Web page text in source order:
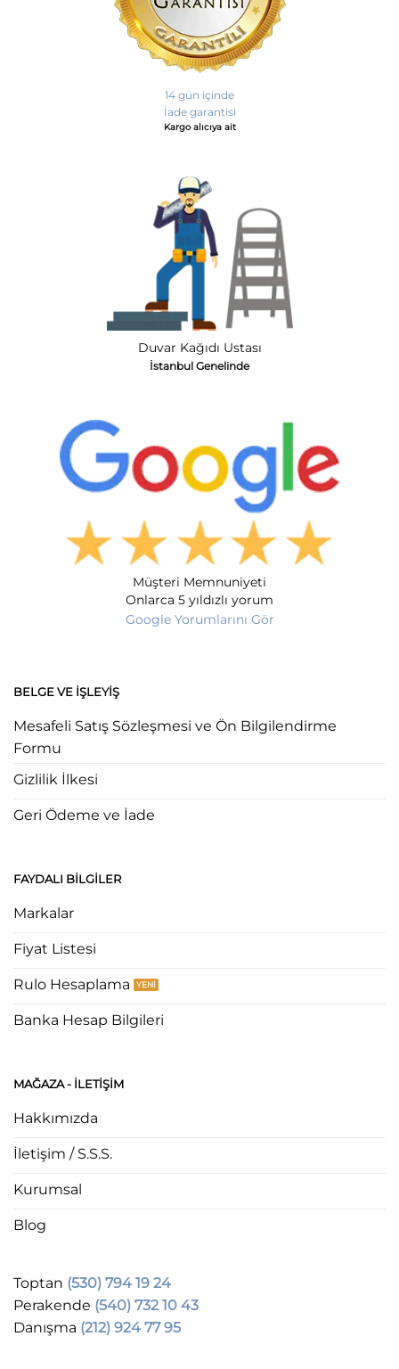
14 gün içinde
İade garantisi
Kargo alıcıya ait
Duvar Kağıdı Ustası
İstanbul Genelinde
Müşteri Memnuniyeti
Onlarca 5 yıldızlı yorum
Google Yorumlarını Gör
BELGE VE İŞLEYIŞ
Mesafeli Satış Sözleşmesi ve Ön Bilgilendirme
Formu
Gizlilik İlkesi
Geri Ödeme ve İade
FAYDALI BILGILER
Markalar
Fiyat Listesi
Rulo Hesaplama
Banka Hesap Bilgileri
MAĞAZA - ILETIŞIM
Hakkımızda
İletişim / S.S.S.
Kurumsal
Blog
Toptan (530) 794 19 24
Perakende (540) 732 10 43
Danışma (212) 924 77 95